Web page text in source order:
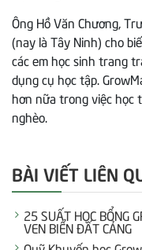
Ông Hồ Văn Chương,
(nay là Tây Ninh) cho
các em học sinh trang
dụng cụ học tập.
hơn nữa trong việc học
nghèo.
BÀI VIẾT LIÊN
25 SUẤT HỌC BỔNG
VEN BIỂN ĐẤT CẢNG